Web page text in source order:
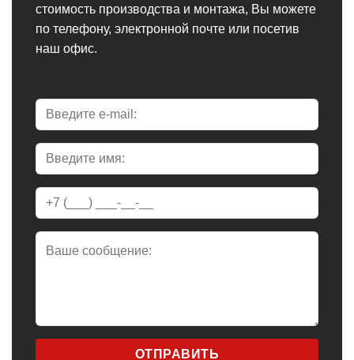
стоимость производства и монтажа, Вы можете
по телефону, электронной почте или посетив
наш офис.